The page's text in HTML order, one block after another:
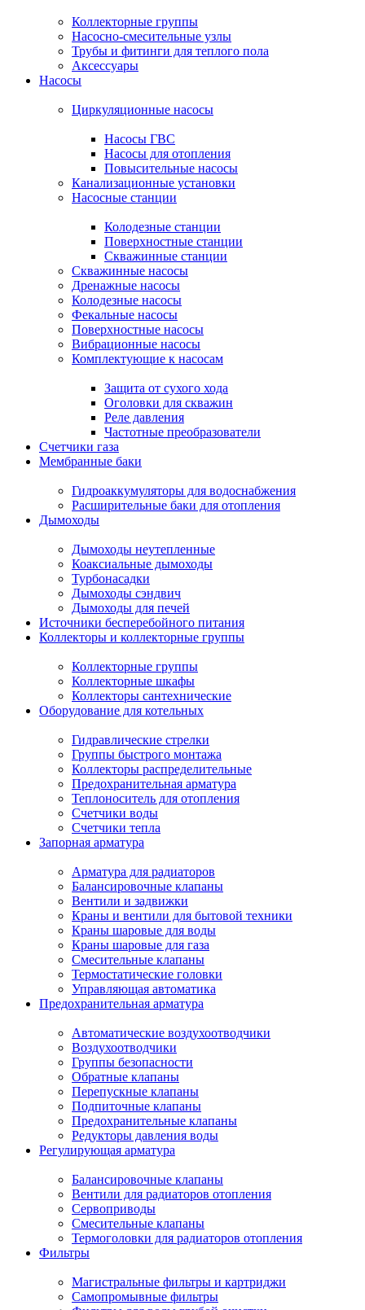
Коллекторные группы
Насосно-смесительные узлы
Трубы и фитинги для теплого пола
Аксессуары
Насосы
Циркуляционные насосы
Насосы ГВС
Насосы для отопления
Повысительные насосы
Канализационные установки
Насосные станции
Колодезные станции
Поверхностные станции
Скважинные станции
Скважинные насосы
Дренажные насосы
Колодезные насосы
Фекальные насосы
Поверхностные насосы
Вибрационные насосы
Комплектующие к насосам
Защита от сухого хода
Оголовки для скважин
Реле давления
Частотные преобразователи
Счетчики газа
Мембранные баки
Гидроаккумуляторы для водоснабжения
Расширительные баки для отопления
Дымоходы
Дымоходы неутепленные
Коаксиальные дымоходы
Турбонасадки
Дымоходы сэндвич
Дымоходы для печей
Источники бесперебойного питания
Коллекторы и коллекторные группы
Коллекторные группы
Коллекторные шкафы
Коллекторы сантехнические
Оборудование для котельных
Гидравлические стрелки
Группы быстрого монтажа
Коллекторы распределительные
Предохранительная арматура
Теплоноситель для отопления
Счетчики воды
Счетчики тепла
Запорная арматура
Арматура для радиаторов
Балансировочные клапаны
Вентили и задвижки
Краны и вентили для бытовой техники
Краны шаровые для воды
Краны шаровые для газа
Смесительные клапаны
Термостатические головки
Управляющая автоматика
Предохранительная арматура
Автоматические воздухоотводчики
Воздухоотводчики
Группы безопасности
Обратные клапаны
Перепускные клапаны
Подпиточные клапаны
Предохранительные клапаны
Редукторы давления воды
Регулирующая арматура
Балансировочные клапаны
Вентили для радиаторов отопления
Сервоприводы
Смесительные клапаны
Термоголовки для радиаторов отопления
Фильтры
Магистральные фильтры и картриджи
Самопромывные фильтры